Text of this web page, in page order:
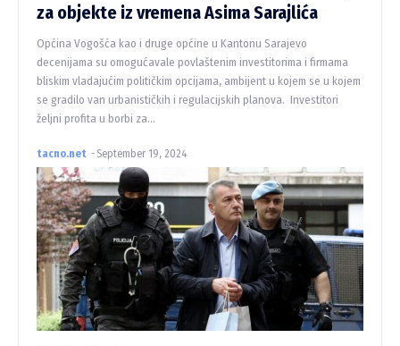
za objekte iz vremena Asima Sarajlića
Općina Vogošća kao i druge općine u Kantonu Sarajevo
decenijama su omogućavale povlaštenim investitorima i firmama
bliskim vladajućim političkim opcijama, ambijent u kojem se u kojem
se gradilo van urbanističkih i regulacijskih planova. Investitori
željni profita u borbi za...
tacno.net - September 19, 2024